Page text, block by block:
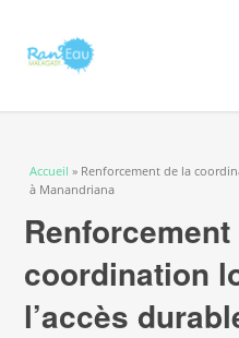
Vous êtes ici
Accueil » Renforcement de la
à Manandriana
coordination
l’accès